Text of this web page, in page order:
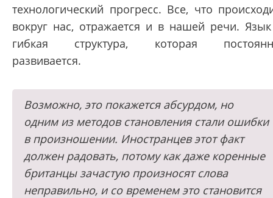
технологический прогресс. Все, что
вокруг нас, отражается и в нашей речи.
гибкая структура, которая
развивается.
Возможно, это покажется абсурдом, но
одним из методов становления стали ошибки
в произношении. Иностранцев этот факт
должен радовать, потому как даже коренные
британцы зачастую произносят слова
неправильно, и со временем это становится